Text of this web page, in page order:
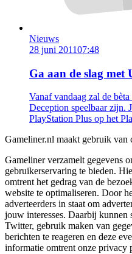
Nieuws
28 juni 201107:48
Ga aan de slag met
Vanaf vandaag zal de
Deception speelbaar zijn.
PlayStation Plus op het
Gameliner.nl maakt gebruik van
Gameliner verzamelt gegevens
gebruikerservaring te bieden.
omtrent het gedrag van de
website te optimaliseren. Door
adverteerders in staat om
jouw interesses. Daarbij
Twitter, gebruik maken van
berichten te reageren en deze
informatie omtrent onze